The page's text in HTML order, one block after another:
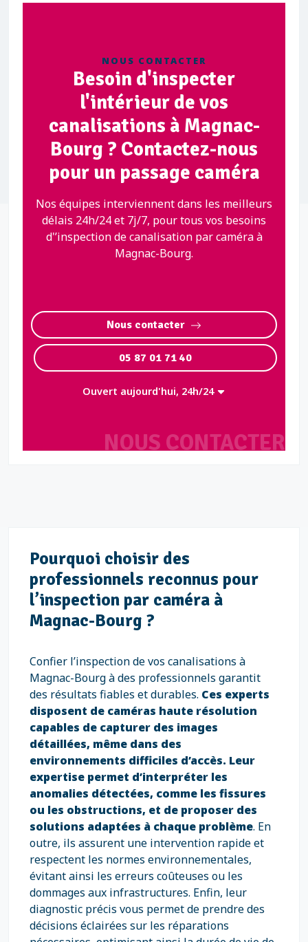
NOUS CONTACTER
NOUS CONTACTER
Besoin d'inspecter
l'intérieur de vos
canalisations à Magnac-
Bourg ? Contactez-nous
pour un passage caméra
Nos équipes interviennent dans les meilleurs
délais 24h/24 et 7j/7, pour tous vos besoins
d'’inspection de canalisation par caméra à
Magnac-Bourg.
Nous contacter
05 87 01 71 40
Ouvert aujourd'hui, 24h/24
Pourquoi choisir des
professionnels reconnus pour
l’inspection par caméra à
Magnac-Bourg ?
Confier l’inspection de vos canalisations à
Magnac-Bourg à des professionnels garantit
des résultats fiables et durables. Ces experts
disposent de caméras haute résolution
capables de capturer des images
détaillées, même dans des
environnements difficiles d’accès. Leur
expertise permet d’interpréter les
anomalies détectées, comme les fissures
ou les obstructions, et de proposer des
solutions adaptées à chaque problème. En
outre, ils assurent une intervention rapide et
respectent les normes environnementales,
évitant ainsi les erreurs coûteuses ou les
dommages aux infrastructures. Enfin, leur
diagnostic précis vous permet de prendre des
décisions éclairées sur les réparations